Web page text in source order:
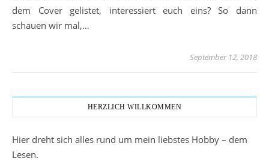
dem Cover gelistet, interessiert euch eins? So dann
schauen wir mal,…
September 12, 2018
HERZLICH WILLKOMMEN
Hier dreht sich alles rund um mein liebstes Hobby – dem
Lesen.